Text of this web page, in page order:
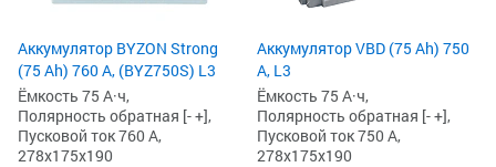
Аккумулятор BYZON Strong
(75 Ah) 760 А, (BYZ750S) L3
Ёмкость 75 А·ч,
Полярность обратная [- +],
Пусковой ток 760 А,
278x175x190
Аккумулятор VBD (75 Ah) 750
А, L3
Ёмкость 75 А·ч,
Полярность обратная [- +],
Пусковой ток 750 А,
278x175x190